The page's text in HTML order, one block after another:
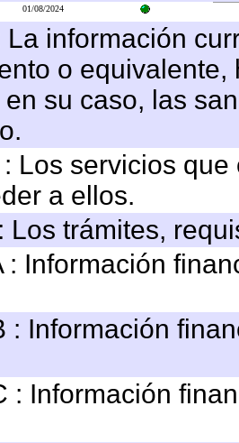
01/08/2024
La información
o
su caso, las
Los servicios
a ellos.
Los trámites,
: Información
: Información
: Información